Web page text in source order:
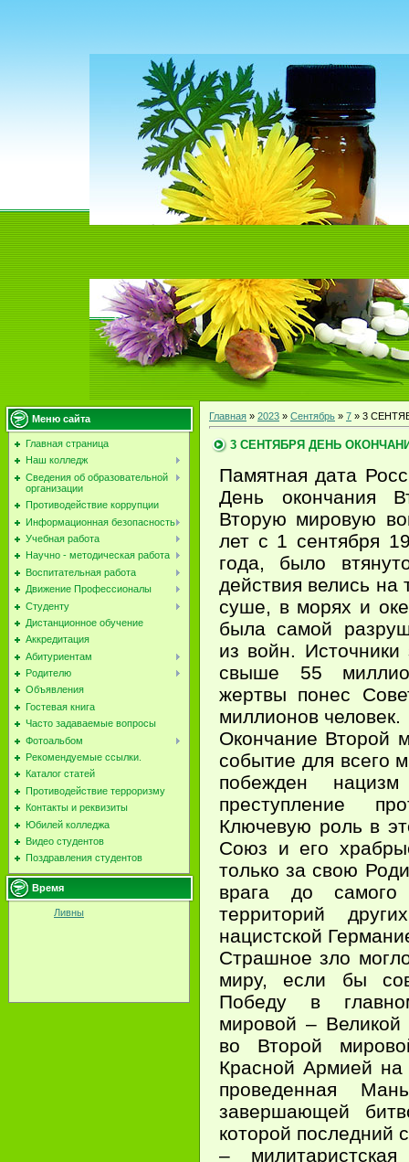
Меню сайта
Главная страница
Наш колледж
Сведения об образовательной
организации
Противодействие коррупции
Информационная безопасность
Учебная работа
Научно - методическая работа
Воспитательная работа
Движение Профессионалы
Студенту
Дистанционное обучение
Аккредитация
Абитуриентам
Родителю
Объявления
Гостевая книга
Часто задаваемые вопросы
Фотоальбом
Рекомендуемые ссылки.
Каталог статей
Противодействие терроризму
Контакты и реквизиты
Юбилей колледжа
Видео студентов
Поздравления студентов
Время
Ливны
Главная » 2023 » Сентябрь » 7 » 3
3 СЕНТЯБРЯ ДЕНЬ
Памятная дата
День окончания
Вторую мировую
лет с 1 сентября
года, было
действия велись на
суше, в морях и
была самой
из войн. Источники
свыше 55
жертвы понес
миллионов человек.
Окончание Второй
событие для всего
побежден
преступление
Ключевую роль в
Союз и его
только за свою
врага до
территорий
нацистской
Страшное зло
миру, если бы
Победу в
мировой – Великой
во Второй
Красной Армией
проведенная
завершающей
которой последний
–